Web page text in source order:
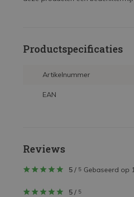
Productspecificaties
Artikelnummer
EAN
Reviews
5 / 5 Gebaseerd op
5 / 5